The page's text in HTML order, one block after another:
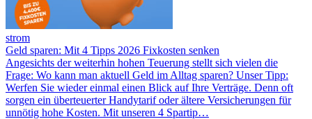
strom
Geld sparen: Mit 4 Tipps 2026 Fixkosten senken
Angesichts der weiterhin hohen Teuerung stellt sich vielen die
Frage: Wo kann man aktuell Geld im Alltag sparen? Unser Tipp:
Werfen Sie wieder einmal einen Blick auf Ihre Verträge. Denn oft
sorgen ein überteuerter Handytarif oder ältere Versicherungen für
unnötig hohe Kosten. Mit unseren 4 Spartip…